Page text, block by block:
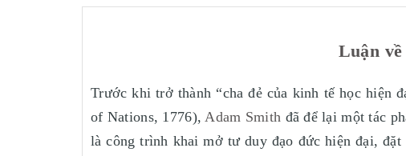
Luận
Trước khi trở thành “cha đẻ của kinh tế học hiện
of Nations, 1776),Adam Smith đã để lại một tác
là công trình khai mở tư duy đạo đức hiện đại, đặt